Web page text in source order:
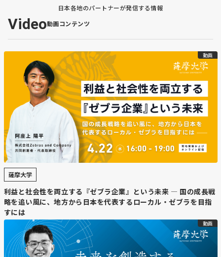
日本各地のパートナーが発信する情報
Video動画コンテンツ
動画
薩摩大学
利益と社会性を両立する『ゼブラ企業』という未来 — 国の成長戦
略を追い風に、地方から日本を代表するローカル・ゼブラを目指
すには
動画